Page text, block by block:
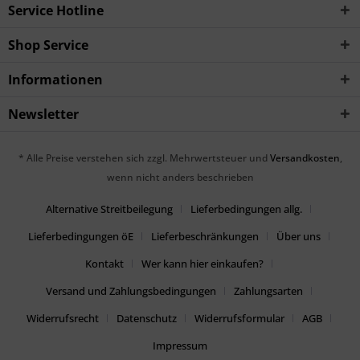
Service Hotline
Shop Service
Informationen
Newsletter
* Alle Preise verstehen sich zzgl. Mehrwertsteuer und Versandkosten,
wenn nicht anders beschrieben
Alternative Streitbeilegung
Lieferbedingungen allg.
Lieferbedingungen öE
Lieferbeschränkungen
Über uns
Kontakt
Wer kann hier einkaufen?
Versand und Zahlungsbedingungen
Zahlungsarten
Widerrufsrecht
Datenschutz Widerrufsformular
AGB
Impressum